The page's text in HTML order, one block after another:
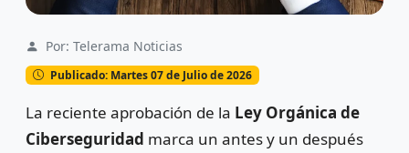
Por: Telerama Noticias
Publicado: Martes 07 de Julio de 2026
La reciente aprobación de la Ley Orgánica de
Ciberseguridad marca un antes y un después